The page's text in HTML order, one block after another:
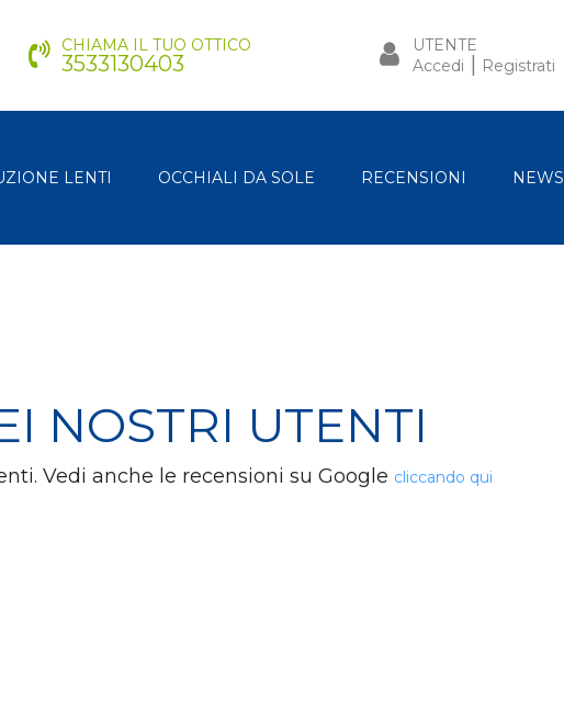
CHIAMA IL TUO OTTICO
3533130403
UTENTE
Accedi | Registrati
LENTI OCCHIALI DA SOLE RECENSIONI NEWS
NOSTRI UTENTI
Vedi anche le recensioni su Google cliccando qui